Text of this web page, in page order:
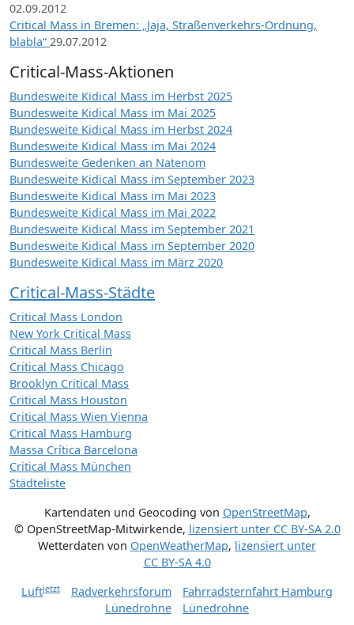
02.09.2012
Critical Mass in Bremen: „Jaja, Straßenverkehrs-Ordnung,
blabla“ 29.07.2012
Critical-Mass-Aktionen
Bundesweite Kidical Mass im Herbst 2025
Bundesweite Kidical Mass im Mai 2025
Bundesweite Kidical Mass im Herbst 2024
Bundesweite Kidical Mass im Mai 2024
Bundesweite Gedenken an Natenom
Bundesweite Kidical Mass im September 2023
Bundesweite Kidical Mass im Mai 2023
Bundesweite Kidical Mass im Mai 2022
Bundesweite Kidical Mass im September 2021
Bundesweite Kidical Mass im September 2020
Bundesweite Kidical Mass im März 2020
Critical-Mass-Städte
Critical Mass London
New York Critical Mass
Critical Mass Berlin
Critical Mass Chicago
Brooklyn Critical Mass
Critical Mass Houston
Critical Mass Wien Vienna
Critical Mass Hamburg
Massa Crítica Barcelona
Critical Mass München
Städteliste
Kartendaten und Geocoding von OpenStreetMap,
© OpenStreetMap-Mitwirkende, lizensiert unter CC BY-SA 2.0
Wetterdaten von OpenWeatherMap, lizensiert unter
CC BY-SA 4.0
Luftjetzt Radverkehrsforum
Fahrradsternfahrt Hamburg
Lünedrohne
Lünedrohne